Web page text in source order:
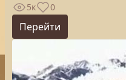
5к 0
Перейти